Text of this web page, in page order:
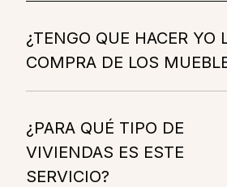
¿TENGO QUE HACER YO
COMPRA DE LOS
¿PARA QUÉ TIPO DE
VIVIENDAS ES ESTE
SERVICIO?